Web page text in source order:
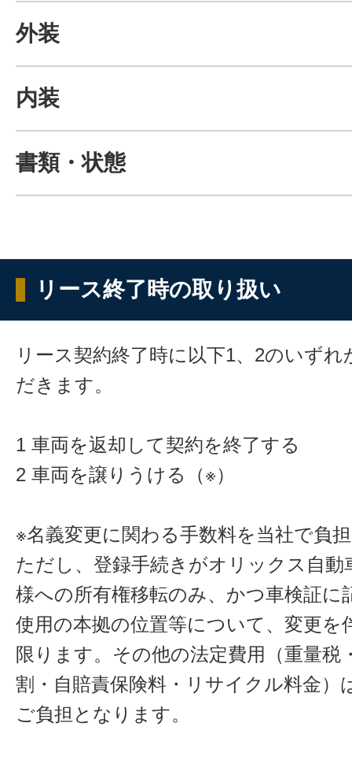
外装
内装
書類・状態
リース終了時の取り扱い
リース契約終了時に以下1、2のいず
だきます。
1 車両を返却して契約を終了する
2 車両を譲りうける（※）
※名義変更に関わる手数料を当社で負
ただし、登録手続きがオリックス自動
様への所有権移転のみ、かつ車検証に
使用の本拠の位置等について、変更を
限ります。その他の法定費用（重量税
割・自賠責保険料・リサイクル料金）
ご負担となります。